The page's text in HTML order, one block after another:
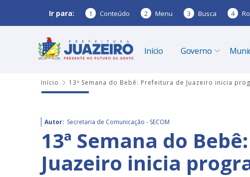
Ir para: 1 Conteúdo 2 Menu 3 Busca 4
Início Governo
Início 13ª Semana do Bebê: Prefeitura de Juazeiro inicia
Autor: Secretaria de Comunicação - SECOM
13ª Semana do
Juazeiro inicia